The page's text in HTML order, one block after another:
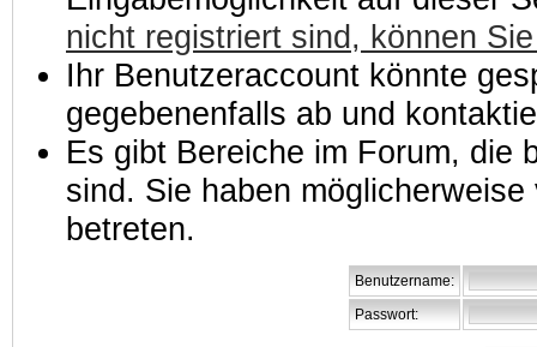
nicht registriert sind, können
Ihr Benutzeraccount könnte
gegebenenfalls ab und
Es gibt Bereiche im Forum, die
sind. Sie haben
betreten.
Benutzername:
Passwort: